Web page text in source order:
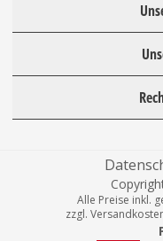
Alle Preise inkl.
zzgl.